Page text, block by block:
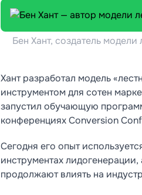
Бен Хант, создатель
Хант разработал модель
инструментом для сотен
запустил обучающую
конференциях Conversion
Сегодня его опыт
инструментах
продолжают влиять на